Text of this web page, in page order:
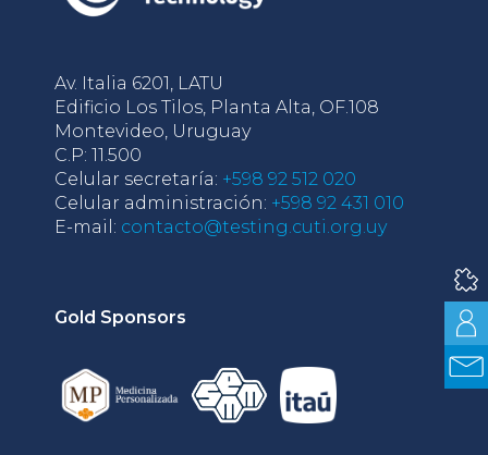
Av. Italia 6201, LATU
Edificio Los Tilos, Planta Alta, OF.108
Montevideo, Uruguay
C.P: 11.500
Celular secretaría: +598 92 512 020
Celular administración: +598 92 431 010
E-mail: contacto@testing.cuti.org.uy
Gold Sponsors